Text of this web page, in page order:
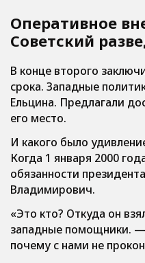
Оперативное
Советский
В конце второго
срока. Западные
Ельцина. Предлагали
его место.
И какого было
Когда 1 января 2000
обязанности
Владимирович.
«Это кто? Откуда он
западные помощники.
почему с нами не